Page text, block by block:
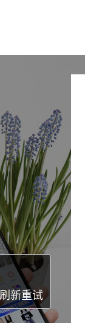
新重试